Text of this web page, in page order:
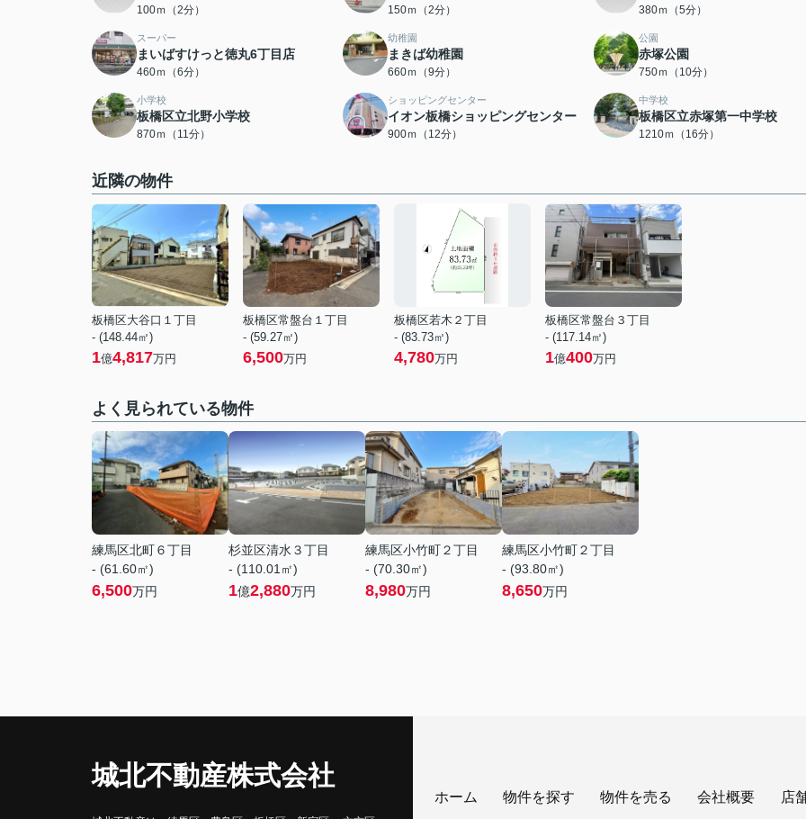
100ｍ（2分） 150ｍ（2分） 380ｍ（5分）
スーパー
まいばすけっと徳丸6丁目店
460ｍ（6分）
幼稚園
まきば幼稚園
660ｍ（9分）
公園
赤塚公園
750ｍ（10分）
小学校
板橋区立北野小学校
870ｍ（11分）
ショッピングセンター
イオン板橋ショッピングセンター
900ｍ（12分）
中学校
板橋区立赤塚第一中学校
1210ｍ（16分）
近隣の物件
板橋区大谷口１丁目
- (148.44㎡)
1億4,817万円
板橋区常盤台１丁目
- (59.27㎡)
6,500万円
板橋区若木２丁目
- (83.73㎡)
4,780万円
板橋区常盤台３丁目
- (117.14㎡)
1億400万円
よく見られている物件
練馬区北町６丁目
- (61.60㎡)
6,500万円
杉並区清水３丁目
- (110.01㎡)
1億2,880万円
練馬区小竹町２丁目
- (70.30㎡)
8,980万円
練馬区小竹町２丁目
- (93.80㎡)
8,650万円
城北不動産株式会社
ホーム 物件を探す 物件を売る 会社概要 店